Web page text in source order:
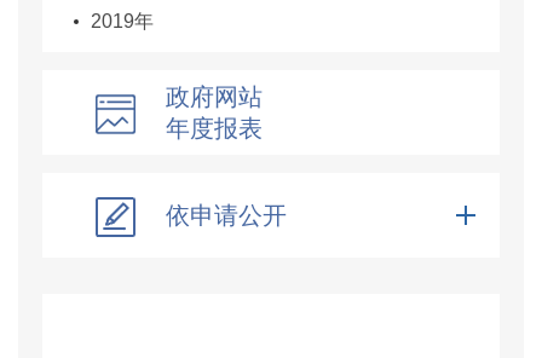
2019年
政府网站
年度报表
依申请公开